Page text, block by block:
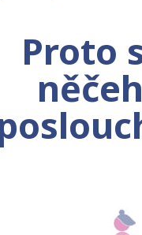
Proto